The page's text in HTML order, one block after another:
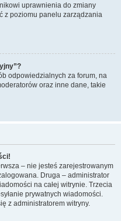
uprawnienia do zmiany
z poziomu panelu zarządzania
odpowiedzialnych za forum, na
oraz inne dane, takie
– nie jesteś zarejestrowanym
Druga – administrator
na całej witrynie. Trzecia
prywatnych wiadomości.
z administratorem witryny.